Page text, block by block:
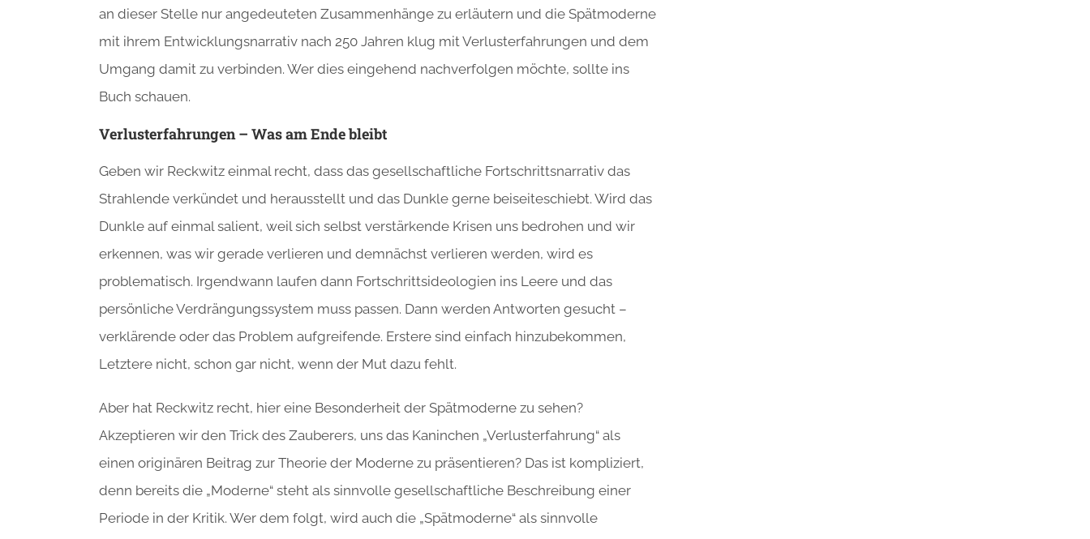
an dieser Stelle nur angedeuteten Zusammenhänge zu erläutern und die Spätmoderne
mit ihrem Entwicklungsnarrativ nach 250 Jahren klug mit Verlusterfahrungen und dem
Umgang damit zu verbinden. Wer dies eingehend nachverfolgen möchte, sollte ins
Buch schauen.
Verlusterfahrungen – Was am Ende bleibt
Geben wir Reckwitz einmal recht, dass das gesellschaftliche Fortschrittsnarrativ das
Strahlende verkündet und herausstellt und das Dunkle gerne beiseiteschiebt. Wird das
Dunkle auf einmal salient, weil sich selbst verstärkende Krisen uns bedrohen und wir
erkennen, was wir gerade verlieren und demnächst verlieren werden, wird es
problematisch. Irgendwann laufen dann Fortschrittsideologien ins Leere und das
persönliche Verdrängungssystem muss passen. Dann werden Antworten gesucht –
verklärende oder das Problem aufgreifende. Erstere sind einfach hinzubekommen,
Letztere nicht, schon gar nicht, wenn der Mut dazu fehlt.
Aber hat Reckwitz recht, hier eine Besonderheit der Spätmoderne zu sehen?
Akzeptieren wir den Trick des Zauberers, uns das Kaninchen „Verlusterfahrung“ als
einen originären Beitrag zur Theorie der Moderne zu präsentieren? Das ist kompliziert,
denn bereits die „Moderne“ steht als sinnvolle gesellschaftliche Beschreibung einer
Periode in der Kritik. Wer dem folgt, wird auch die „Spätmoderne“ als sinnvolle